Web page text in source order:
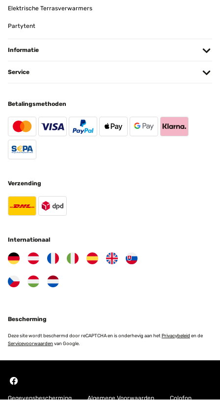
Elektrische Terrasverwarmers
Partytent
Informatie
Service
Betalingsmethoden
Verzending
Internationaal
Bescherming
Deze site wordt beschermd door reCAPTCHA en is onderhevig aan hetPrivacybeleid en de
Servicevoorwaardenvan Google.
Gegevensbescherming Algemene Voorwaarden Colofon